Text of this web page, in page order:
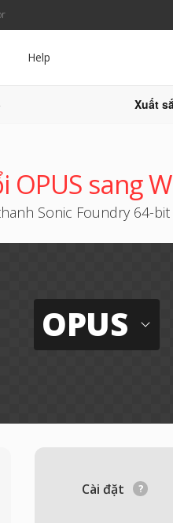
Help
Xuất
OPUS sang
Sonic Foundry 64-bit
OPUS
Cài đặt